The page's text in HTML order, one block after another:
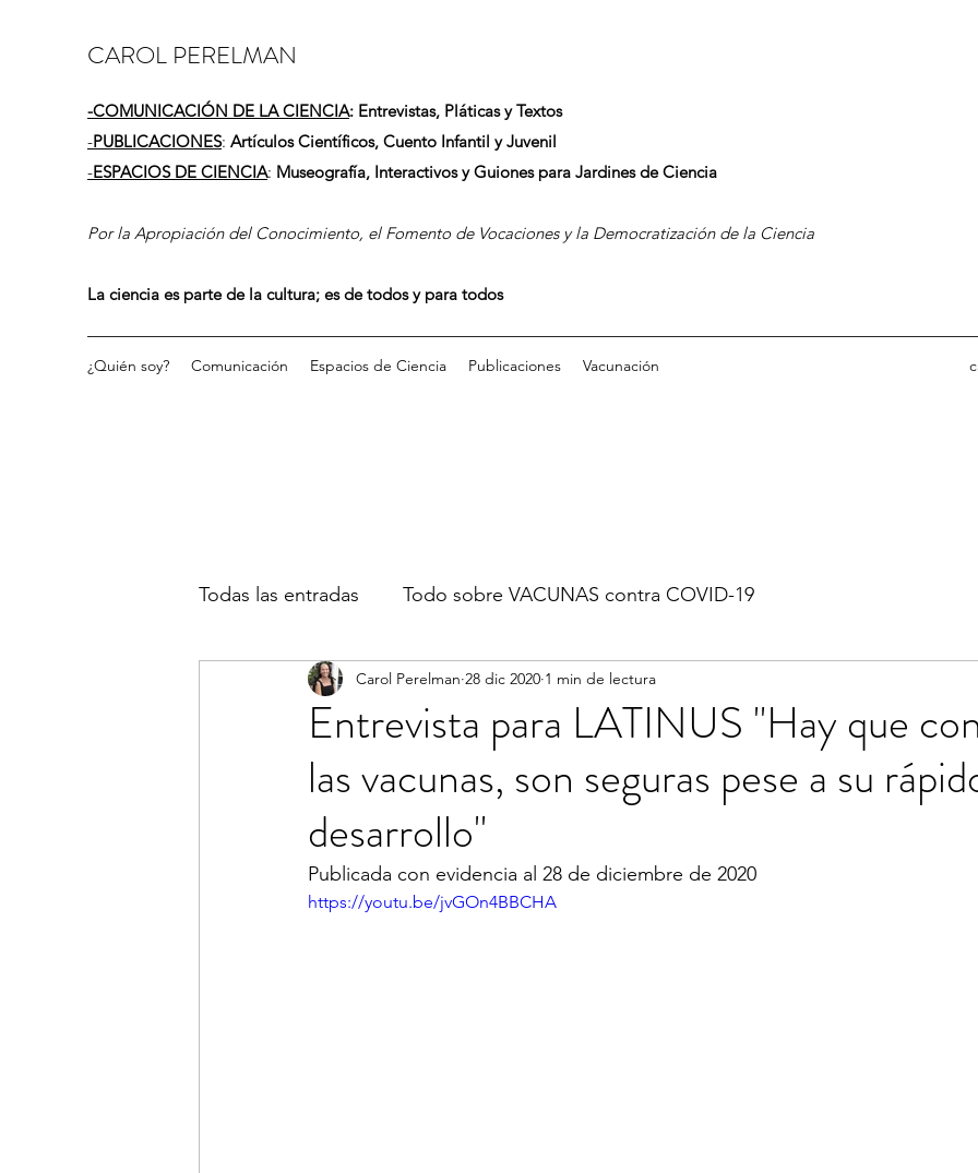
CAROL PERELMAN
-COMUNICACIÓN DE LA CIENCIA: Entrevistas, Pláticas y Textos
-PUBLICACIONES: Artículos Científicos, Cuento Infantil y Juvenil
-ESPACIOS DE CIENCIA: Museografía, Interactivos y Guiones para Jardines de Ciencia
Por la Apropiación del Conocimiento, el Fomento de Vocaciones y la Democratización de la Ciencia
La ciencia es parte de la cultura; es de todos y para todos
¿Quién soy? Comunicación Espacios de Ciencia Publicaciones Vacunación
Todas las entradas Todo sobre VACUNAS contra COVID-19
Entrevista para LATINUS "Hay que
las vacunas, son seguras pese a su
desarrollo"
Carol Perelman 28 dic 2020 1 min de lectura
Publicada con evidencia al 28 de diciembre de 2020
https://youtu.be/jvGOn4BBCHA